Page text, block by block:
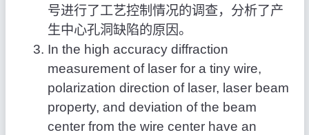
号进行了工艺控制情况的调查，分析了产
生中心孔洞缺陷的原因。
In the high accuracy diffraction
measurement of laser for a tiny wire,
polarization direction of laser, laser beam
property, and deviation of the beam
center from the wire center have an